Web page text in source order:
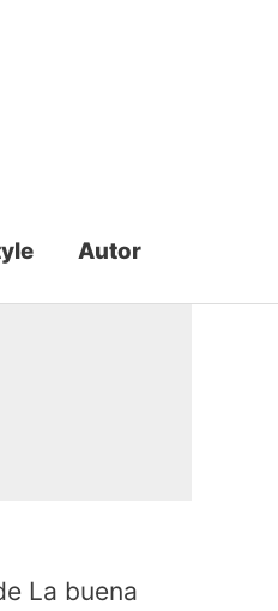
Autor
La buena